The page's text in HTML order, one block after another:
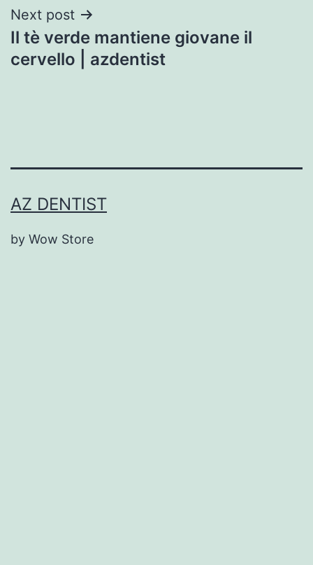
Next post
Il tè verde mantiene giovane il
cervello | azdentist
AZ DENTIST
by Wow Store